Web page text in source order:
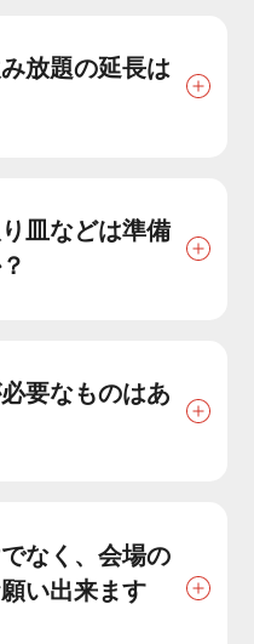
放題の延長は
皿などは準備
要なものはあ
なく、会場の
い出来ます